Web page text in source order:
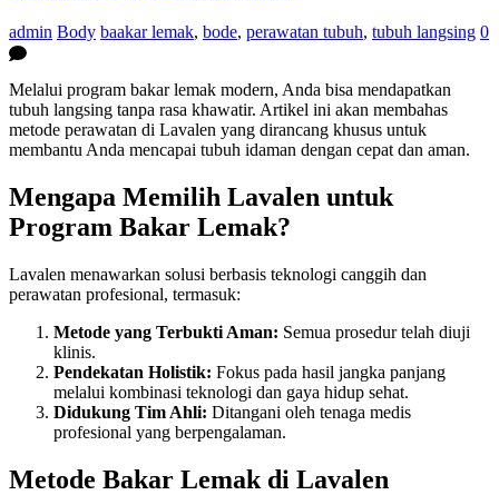
admin Body baakar lemak, bode, perawatan tubuh, tubuh langsing 0
Melalui program bakar lemak modern, Anda bisa mendapatkan
tubuh langsing tanpa rasa khawatir. Artikel ini akan membahas
metode perawatan di Lavalen yang dirancang khusus untuk
membantu Anda mencapai tubuh idaman dengan cepat dan aman.
Mengapa Memilih Lavalen untuk
Program Bakar Lemak?
Lavalen menawarkan solusi berbasis teknologi canggih dan
perawatan profesional, termasuk:
Metode yang Terbukti Aman: Semua prosedur telah diuji
klinis.
Pendekatan Holistik: Fokus pada hasil jangka panjang
melalui kombinasi teknologi dan gaya hidup sehat.
Didukung Tim Ahli: Ditangani oleh tenaga medis
profesional yang berpengalaman.
Metode Bakar Lemak di Lavalen